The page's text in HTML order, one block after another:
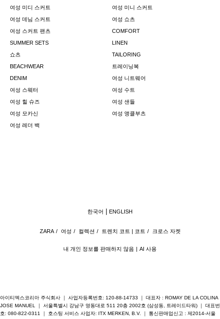
여성 미디 스커트
여성 미니 스커트
여성 데님 스커트
여성 쇼츠
여성 스커트 팬츠
COMFORT
SUMMER SETS
LINEN
쇼츠
TAILORING
BEACHWEAR
트레이닝복
DENIM
여성 니트웨어
여성 스웨터
여성 수트
여성 힐 슈즈
여성 샌들
여성 모카신
여성 앵클부츠
여성 레더 백
내 개인 정보를 판매하지 않음 AI 사용
ZARA / 여성 / 컬렉션 / 트렌치 코트 | 코트 / 크로스 자켓
한국어 ENGLISH
아이티엑스코리아 주식회사 ｜ 사업자등록번호: 120-88-14733 ｜ 대표자 : ROMAY DE LA COLINA
JOSE MANUEL ｜ 서울특별시 강남구 영동대로 511 20층 2002호 (삼성동, 트레이드타워) ｜ 대표번
호: 080-822-0311 ｜ 호스팅 서비스 사업자: ITX MERKEN, B.V. ｜ 통신판매업신고 : 제2014-서울